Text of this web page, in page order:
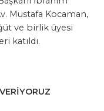
Mustafa Kocaman,
ve birlik üyesi
katıldı.